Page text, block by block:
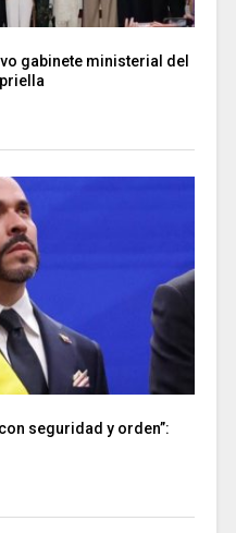
gabinete ministerial del
seguridad y orden”: